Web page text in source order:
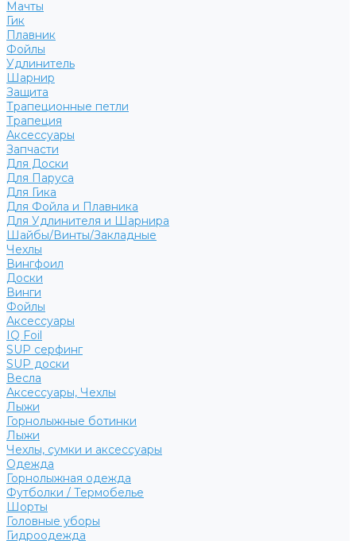
Мачты
Гик
Плавник
Фойлы
Удлинитель
Шарнир
Защита
Трапеционные петли
Трапеция
Аксессуары
Запчасти
Для Доски
Для Паруса
Для Гика
Для Фойла и Плавника
Для Удлинителя и Шарнира
Шайбы/Винты/Закладные
Чехлы
Вингфоил
Доски
Винги
Фойлы
Аксессуары
IQ Foil
SUP серфинг
SUP доски
Весла
Аксессуары, Чехлы
Лыжи
Горнолыжные ботинки
Лыжи
Чехлы, сумки и аксессуары
Одежда
Горнолыжная одежда
Футболки / Термобелье
Шорты
Головные уборы
Гидроодежда